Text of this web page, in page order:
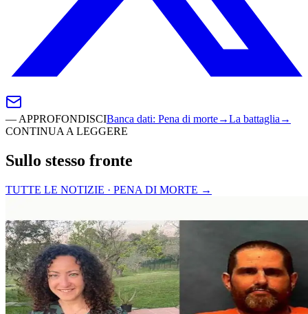
— APPROFONDISCIBanca dati: Pena di morte→La battaglia →
CONTINUA A LEGGERE
Sullo stesso fronte
TUTTE LE NOTIZIE · PENA DI MORTE →